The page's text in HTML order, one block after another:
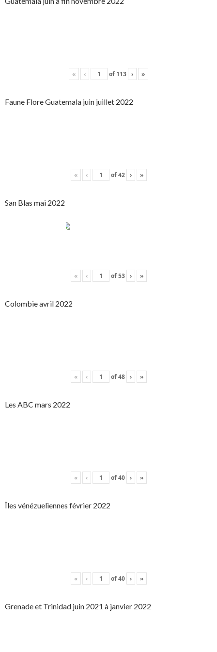
« ‹ of 113 › »
Faune Flore Guatemala juin juillet 2022
« ‹ of42 › »
San Blas mai 2022
« ‹ of53 › »
Colombie avril 2022
« ‹ of48 › »
Les ABC mars 2022
« ‹ of40 › »
Îles vénézueliennes février 2022
« ‹ of40 › »
Grenade et Trinidad juin 2021 à janvier 2022